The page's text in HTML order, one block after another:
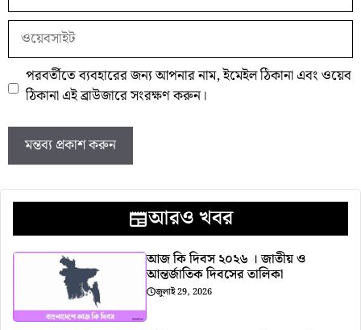
ওয়েবসাইট
পরবর্তীতে ব্যবহারের জন্য আপনার নাম, ইমেইল ঠিকানা এবং ওয়েব
ঠিকানা এই ব্রাউজারে সংরক্ষণ করুন।
আরও খবর
আজ কি দিবস ২০২৬ । জাতীয় ও
আন্তর্জাতিক দিবসের তালিকা
জুলাই 29, 2026